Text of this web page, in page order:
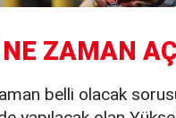
NE ZAMAN
belli olacak